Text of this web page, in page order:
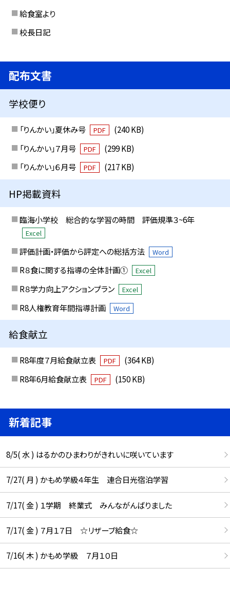
給食室より
校長日記
配布文書
学校便り
「りんかい」夏休み号 PDF
(240 KB)
「りんかい」７月号
PDF
(299 KB)
「りんかい」６月号
PDF (217 KB)
HP掲載資料
臨海小学校 総合的な学習の時間 評価規準３~6年
Excel
評価計画・評価から評定への総括方法 Word
R８食に関する指導の全体計画① Excel
R８学力向上アクションプラン Excel
R8人権教育年間指導計画 Word
給食献立
R8年度７月給食献立表 PDF
(364 KB)
R8年6月給食献立表
PDF (150 KB)
新着記事
8/5( 水 ) はるかのひまわりがきれいに咲いています
7/27( 月 ) かもめ学級４年生 連合日光宿泊学習
7/17( 金 ) １学期 終業式 みんながんばりました
7/17( 金 ) ７月１７日 ☆リザーブ給食☆
7/16( 木 ) かもめ学級 ７月１０日